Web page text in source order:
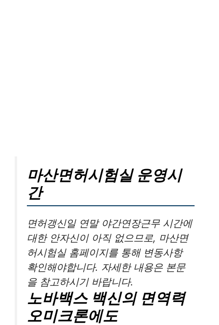
마산면허시험실 운영시
간
면허갱신일 연말 야간연장근무 시간에
대한 안자신이 아직 없으므로, 마산면
허시험실 홈페이지를 통해 변동사항
확인해야합니다. 자세한 내용은 본문
을 참고하시기 바랍니다.
노바백스 백신의 면역력
오미크론에도